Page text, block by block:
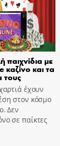
παιχνίδια με
καζίνο και τα
τους
έχουν
στον κόσμο
Δεν
σε παίκτες